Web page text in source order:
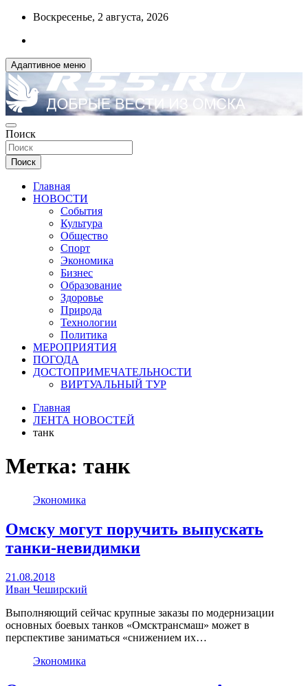
Перейти
содержимому
Воскресенье, 2 августа, 2026
Адаптивное меню
R55.RU
ДОБРЫЕ ВЕСТИ ИЗ ОМСКА
Поиск
Поиск
Главная
НОВОСТИ
События
Культура
Общество
Спорт
Экономика
Бизнес
Образование
Здоровье
Природа
Технологии
Политика
МЕРОПРИЯТИЯ
ПОГОДА
ДОСТОПРИМЕЧАТЕЛЬНОСТИ
ВИРТУАЛЬНЫЙ ТУР
Главная
ЛЕНТА НОВОСТЕЙ
танк
Метка: танк
Экономика
Омску могут поручить выпускать
танки-невидимки
21.08.2018
Иван Чеширский
Выполняющий сейчас крупные заказы по модернизации
основных боевых танков «Омсктрансмаш» может в
перспективе заниматься «снижением их…
Экономика